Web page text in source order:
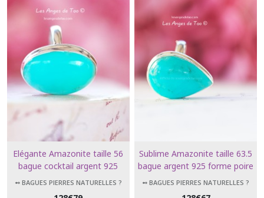
Elégante Amazonite taille 56
bague cocktail argent 925
forme ovale collection luxe
➻ BAGUES PIERRES NATURELLES ?
Sublime Amazonite taille 63.5
bague argent 925 forme poire
Collection luxe
➻ BAGUES PIERRES NATURELLES ?